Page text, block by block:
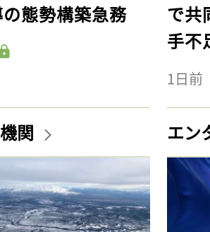
態勢構築急務
で共
手不
1日前
関 エン